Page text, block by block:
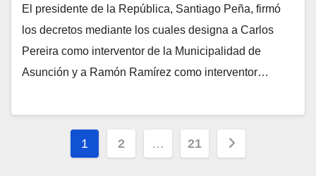
El presidente de la República, Santiago Peña, firmó
los decretos mediante los cuales designa a Carlos
Pereira como interventor de la Municipalidad de
Asunción y a Ramón Ramírez como interventor…
Paginación
1 2 … 21